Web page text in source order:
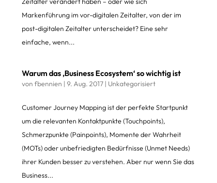
Markenführung im vor-digitalen Zeitalter, von der im
post-digitalen Zeitalter unterscheidet? Eine sehr
einfache, wenn...
Warum das ‚Business Ecosystem‘ so wichtig ist
von fbennien | 9. Aug. 2017| Unkategorisiert
Customer Journey Mapping ist der perfekte Startpunkt
um die relevanten Kontaktpunkte (Touchpoints),
Schmerzpunkte (Painpoints), Momente der Wahrheit
(MOTs) oder unbefriedigten Bedürfnisse (Unmet Needs)
ihrer Kunden besser zu verstehen. Aber nur wenn Sie das
Business...